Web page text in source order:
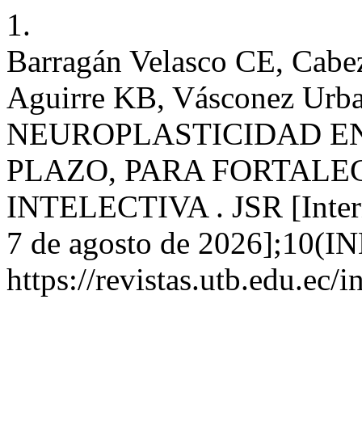
1.
Barragán Velasco CE,
Aguirre KB, Vásconez
NEUROPLASTICIDAD
PLAZO, PARA
INTELECTIVA . JSR
7 de agosto de
https://revistas.utb.edu.ec/